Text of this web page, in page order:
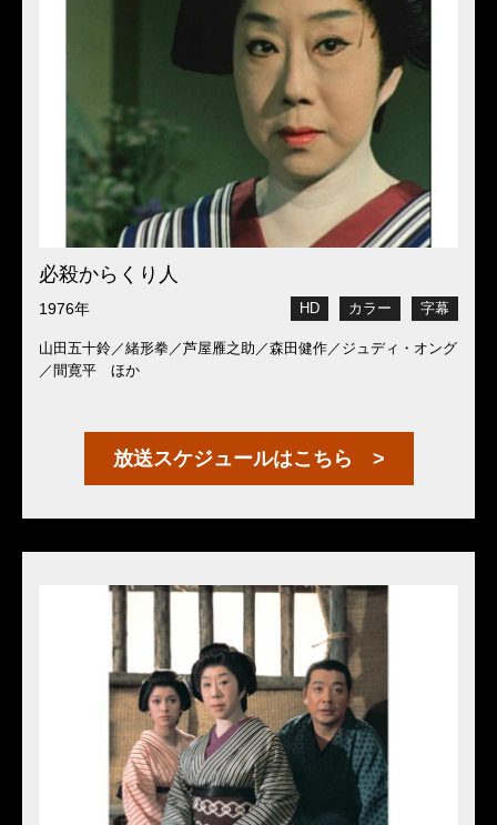
必殺からくり人
1976年 字幕
カラー
HD
山田五十鈴／緒形拳／芦屋雁之助／森田健作／ジュディ・オング
／間寛平 ほか
放送スケジュールはこちら >